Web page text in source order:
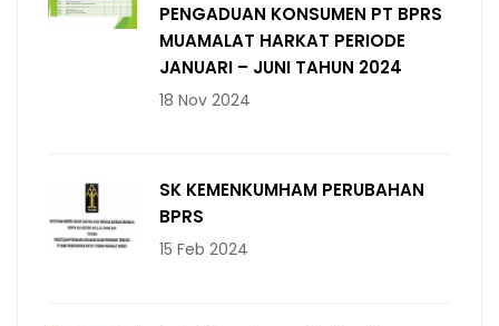
PENGADUAN KONSUMEN PT BPRS
MUAMALAT HARKAT PERIODE
JANUARI – JUNI TAHUN 2024
18 Nov 2024
SK KEMENKUMHAM PERUBAHAN
BPRS
15 Feb 2024